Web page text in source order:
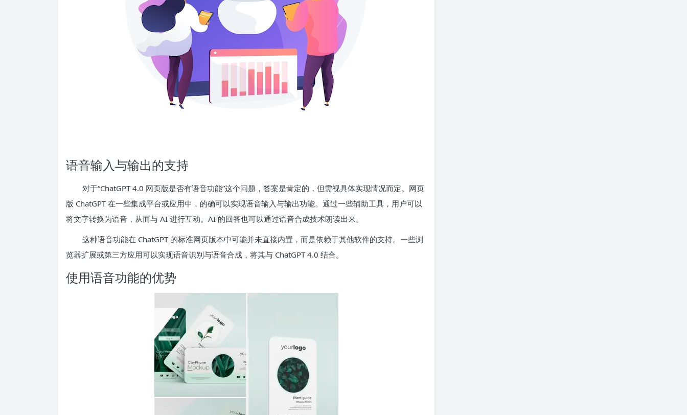
语音输入与输出的支持
对于“ChatGPT 4.0 网页版是否有语音功能”这个问题，答案是肯定的，但需视具体实现情况而定。网页
版 ChatGPT 在一些集成平台或应用中，的确可以实现语音输入与输出功能。通过一些辅助工具，用户可以
将文字转换为语音，从而与 AI 进行互动。AI 的回答也可以通过语音合成技术朗读出来。
这种语音功能在 ChatGPT 的标准网页版本中可能并未直接内置，而是依赖于其他软件的支持。一些浏
览器扩展或第三方应用可以实现语音识别与语音合成，将其与 ChatGPT 4.0 结合。
使用语音功能的优势